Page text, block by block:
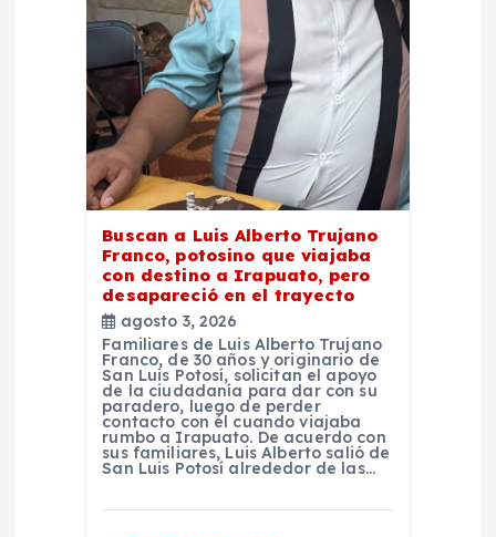
Buscan a Luis Alberto Trujano
Franco, potosino que viajaba
con destino a Irapuato, pero
desapareció en el trayecto
agosto 3, 2026
Familiares de Luis Alberto Trujano
Franco, de 30 años y originario de
San Luis Potosí, solicitan el apoyo
de la ciudadanía para dar con su
paradero, luego de perder
contacto con él cuando viajaba
rumbo a Irapuato. De acuerdo con
sus familiares, Luis Alberto salió de
San Luis Potosí alrededor de las…